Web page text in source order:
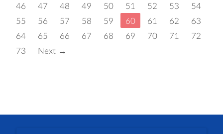
46
47 48 49 50 51 52 53
54
55
56 57 58 59 60 61 62
63
64
65 66 67 68 69 70 71
72
73
Next →